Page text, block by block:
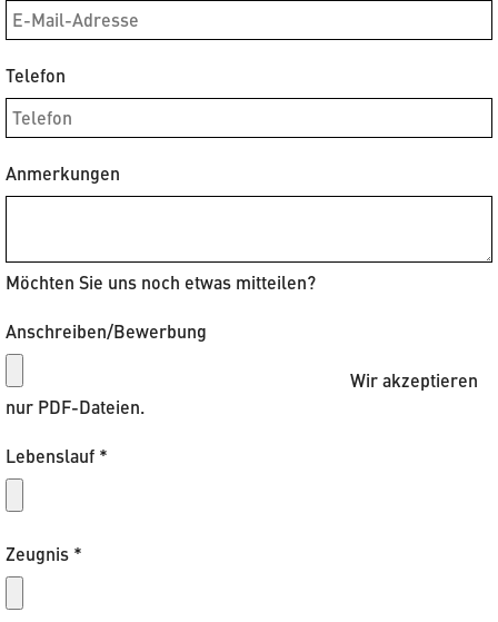
Telefon
Anmerkungen
Möchten Sie uns noch etwas mitteilen?
Anschreiben/Bewerbung
Wir akzeptieren
nur PDF-Dateien.
Lebenslauf *
Zeugnis *